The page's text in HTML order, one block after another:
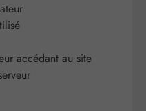
accédant au site